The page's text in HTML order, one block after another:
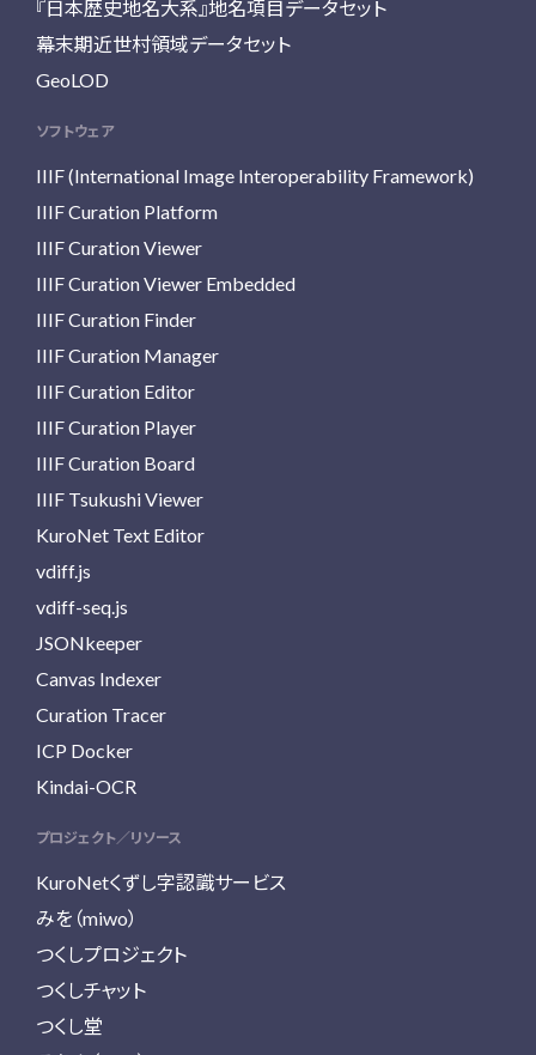
『日本歴史地名大系』地名項目データセット
幕末期近世村領域データセット
GeoLOD
ソフトウェア
IIIF (International Image Interoperability Framework)
IIIF Curation Platform
IIIF Curation Viewer
IIIF Curation Viewer Embedded
IIIF Curation Finder
IIIF Curation Manager
IIIF Curation Editor
IIIF Curation Player
IIIF Curation Board
IIIF Tsukushi Viewer
KuroNet Text Editor
vdiff.js
vdiff-seq.js
JSONkeeper
Canvas Indexer
Curation Tracer
ICP Docker
Kindai-OCR
プロジェクト／リソース
KuroNetくずし字認識サービス
みを（miwo）
つくしプロジェクト
つくしチャット
つくし堂